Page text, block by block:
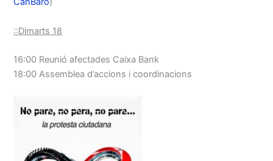
::Dimarts 18
16:00 Reunió afectades Caixa Bank
18:00 Assemblea d’accions i coordinacions